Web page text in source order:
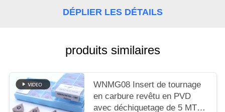
POLITIQUE
CONFIDENTIALITÉ
DÉPLIER LES DÉTAILS
produits similaires
WNMG08 Insert de tournage
en carbure revêtu en PVD
avec déchiquetage de 5 MT